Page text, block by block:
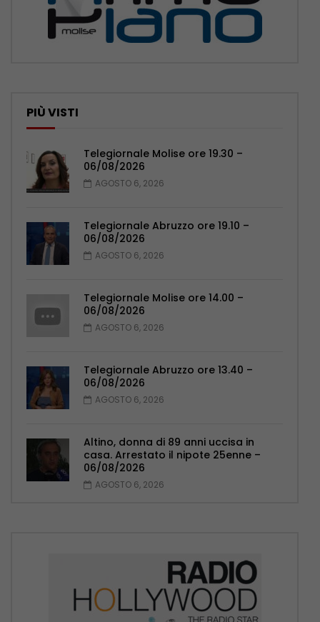
PIÙ VISTI
Telegiornale Molise ore 19.30 –
06/08/2026
AGOSTO 6, 2026
Telegiornale Abruzzo ore 19.10 –
06/08/2026
AGOSTO 6, 2026
Telegiornale Molise ore 14.00 –
06/08/2026
AGOSTO 6, 2026
Telegiornale Abruzzo ore 13.40 –
06/08/2026
AGOSTO 6, 2026
Altino, donna di 89 anni uccisa in
casa. Arrestato il nipote 25enne –
06/08/2026
AGOSTO 6, 2026